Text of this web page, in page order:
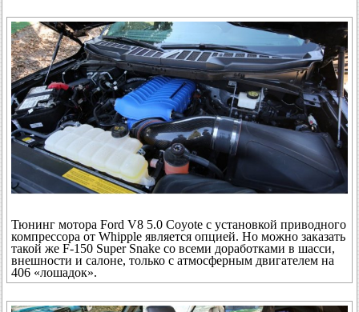
Тюнинг мотора Ford V8 5.0 Coyote с установкой приводного
компрессора от Whipple является опцией. Но можно заказать
такой же F-150 Super Snake со всеми доработками в шасси,
внешности и салоне, только с атмосферным двигателем на
406 «лошадок».